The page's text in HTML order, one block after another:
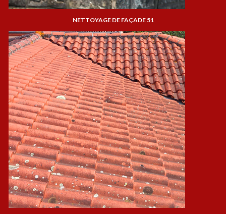
NETTOYAGE DE FAÇADE 51